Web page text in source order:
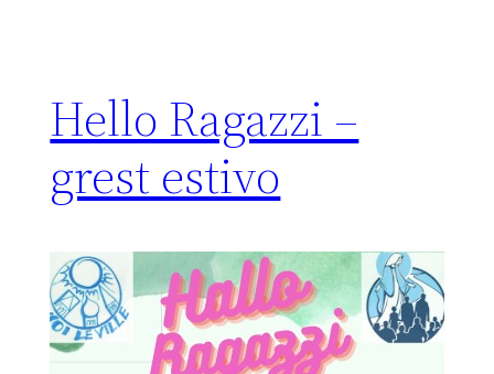
Hello Ragazzi –
grest estivo